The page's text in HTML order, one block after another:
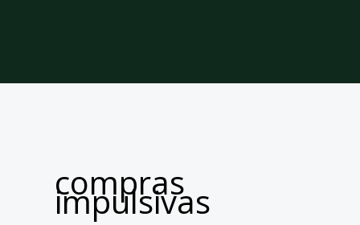
compras
impulsivas